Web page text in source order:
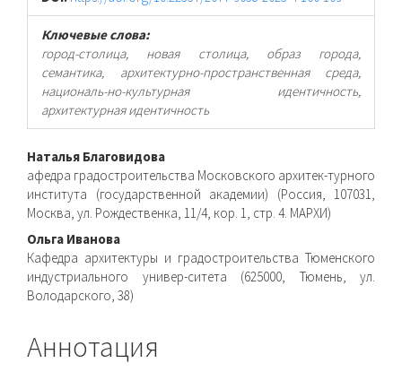
Ключевые слова:
город-столица, новая столица, образ города,
семантика, архитектурно-пространственная среда,
националь-но-культурная идентичность,
архитектурная идентичность
Основное
содержимое
статьи
Наталья Благовидова
афедра градостроительства Московского архитек-турного
института (государственной академии) (Россия, 107031,
Москва, ул. Рождественка, 11/4, кор. 1, стр. 4. МАРХИ)
Ольга Иванова
Кафедра архитектуры и градостроительства Тюменского
индустриального универ-ситета (625000, Тюмень, ул.
Володарского, 38)
Аннотация